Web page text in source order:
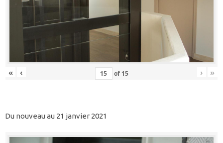
« ‹ of 15 › »
Du nouveau au 21 janvier 2021